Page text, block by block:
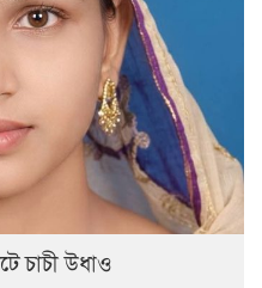
চাচী উধাও